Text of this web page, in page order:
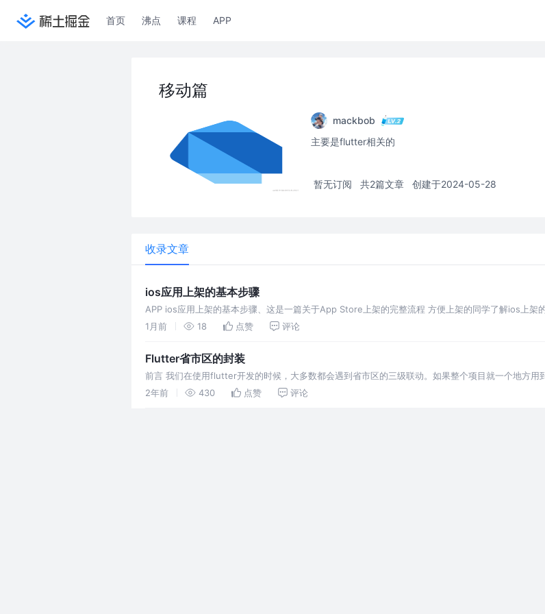
首页 沸点 课程 APP
移动篇
mackbob
主要是flutter相关的
暂无订阅 共2篇文章 创建于2024-05-28
收录文章
ios应用上架的基本步骤
APP ios应用上架的基本步骤、这是一篇关于App Store上架的完整流程 方便上架的同学了解ios上架
1月前
18 点赞 评论
Flutter省市区的封装
前言 我们在使用flutter开发的时候，大多数都会遇到省市区的三级联动。如果整个项目就一个地方用
（flutter自带组件贼丰富）。这样哪里有需要，
2年前 430 点赞 评论